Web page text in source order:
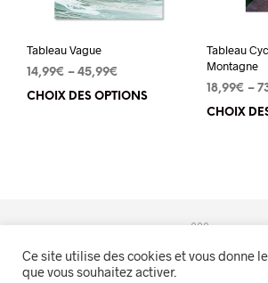
choisies
page
du
Tableau Vague
14,99€ – 45,99€
CHOIX DES OPTIONS
Les
Tableau
Montagne
18,99€ –
CHOIX
Ce site utilise des cookies et vous donne
que vous souhaitez activer.